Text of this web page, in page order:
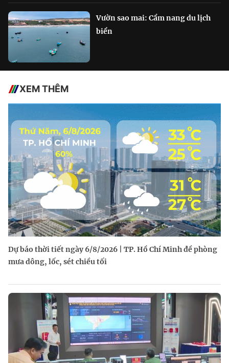
Vườn sao mai: Cẩm nang du lịch
biển
XEM THÊM
Dự báo thời tiết ngày 6/8/2026 | TP. Hồ Chí Minh đề phòng
mưa dông, lốc, sét chiều tối